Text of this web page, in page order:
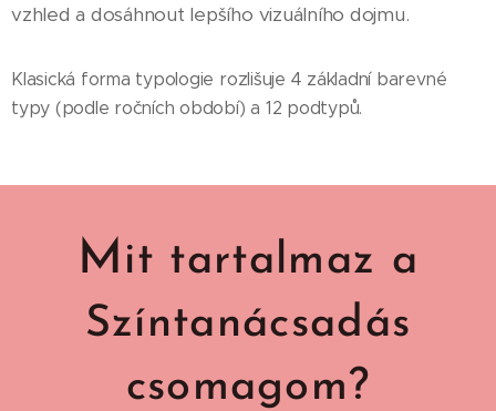
vzhled a dosáhnout lepšího vizuálního dojmu.
Klasická forma typologie rozlišuje 4 základní barevné
typy (podle ročních období) a 12 podtypů.
M it tartalmaz a
Színtanácsadás
csomagom?